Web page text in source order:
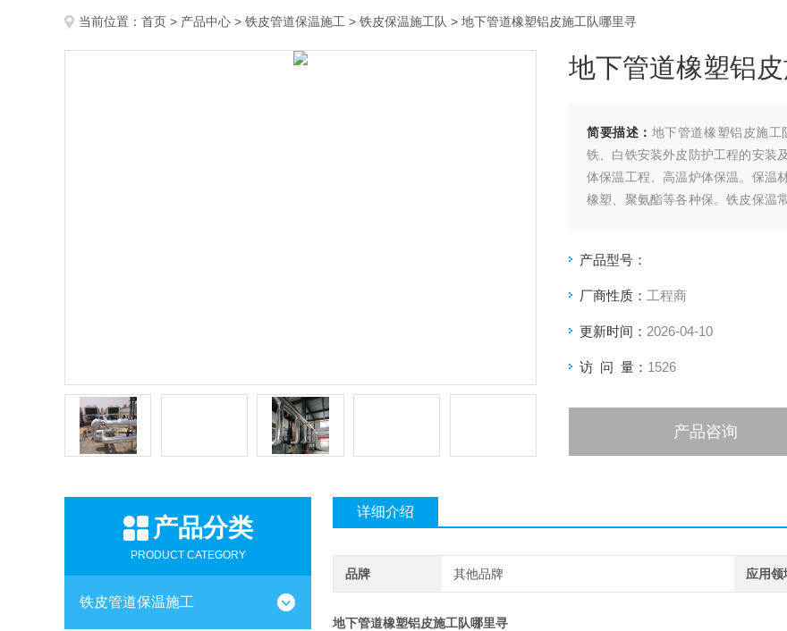
当前位置： 首页 > 产品中心 > 铁皮管道保温施工 > 铁皮保温施工队 > 地下管道橡塑铝皮施工队哪里寻
地下管道橡塑铝
简要描述： 地下管道橡塑铝皮施工
铁、白铁安装外皮防护工程的安装
体保温工程、高温炉体保温。保温
橡塑、聚氨酯等各种保。铁皮保温
产品型号：
厂商性质： 工程商
更新时间： 2026-04-10
访 问 量： 1526
产品咨询
产品分类
PRODUCT CATEGORY
铁皮管道保温施工
详细介绍
品牌 其他品牌 应用领
地下管道橡塑铝皮施工队哪里寻